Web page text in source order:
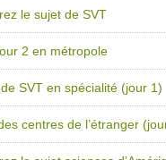
le sujet de SVT
2 en métropole
SVT en spécialité (jour 1)
centres de l’étranger